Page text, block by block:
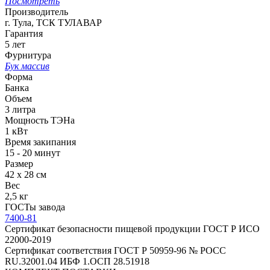
Производитель
г. Тула, ТСК ТУЛАВАР
Гарантия
5 лет
Фурнитура
Бук массив
Форма
Банка
Объем
3 литра
Мощность ТЭНа
1 кВт
Время закипания
15 - 20 минут
Размер
42 х 28 см
Вес
2,5 кг
ГОСТы завода
7400-81
Сертификат безопасности пищевой продукции ГОСТ Р ИСО
22000-2019
Сертификат соответствия ГОСТ Р 50959-96 № РОСС
RU.32001.04 ИБФ 1.ОСП 28.51918